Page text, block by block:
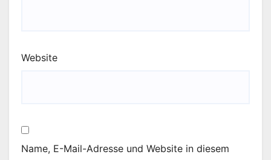
Website
Name, E-Mail-Adresse und Website in diesem